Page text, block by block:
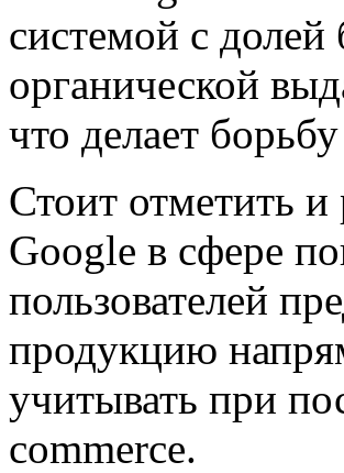
системой с долей
органической
что делает
Стоит отметить
Google в сфере
пользователей
продукцию
учитывать при
commerce.